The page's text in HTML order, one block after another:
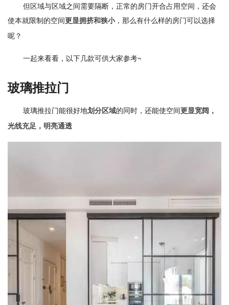
但区域与区域之间需要隔断，正常的房门开合占用空间，还会
使本就限制的空间更显拥挤和狭小，那么有什么样的房门可以选择
呢？
一起来看看，以下几款可供大家参考~
玻璃推拉门
玻璃推拉门能很好地划分区域的同时，还能使空间更显宽阔，
光线充足，明亮通透